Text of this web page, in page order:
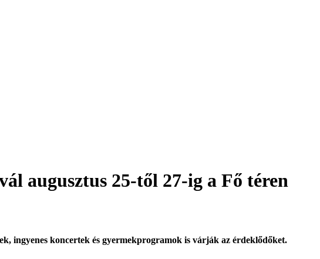
augusztus 25-től 27-ig a Fő téren
ingyenes koncertek és gyermekprogramok is várják az érdeklődőket.